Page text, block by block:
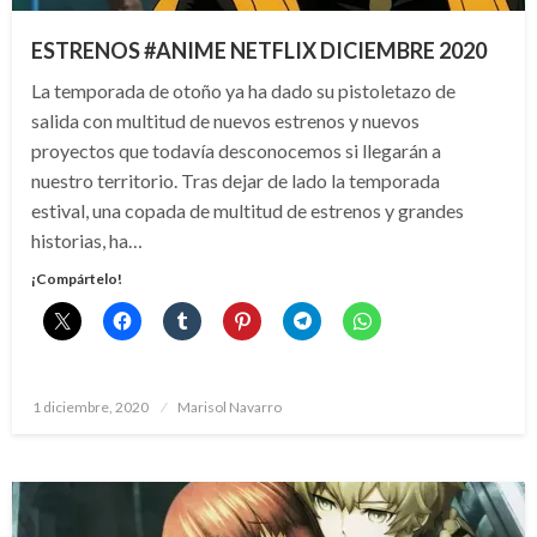
ESTRENOS #ANIME NETFLIX DICIEMBRE 2020
La temporada de otoño ya ha dado su pistoletazo de
salida con multitud de nuevos estrenos y nuevos
proyectos que todavía desconocemos si llegarán a
nuestro territorio. Tras dejar de lado la temporada
estival, una copada de multitud de estrenos y grandes
historias, ha…
¡Compártelo!
Publicado
1 diciembre, 2020 Marisol Navarro